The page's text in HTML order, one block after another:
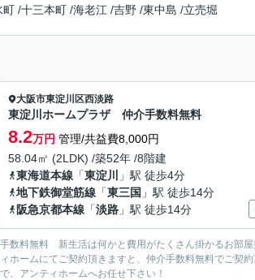
町 /十三本町 /海老江 /吉野 /東中島 /立売堀
大阪市東淀川区西淡路
東淀川ホームプラザ 仲介手数料無料
8.2万円 管理/共益費8,000円
58.04㎡ (2LDK) /築52年 /8階建
東海道本線 「東淀川
」駅 徒歩4分
地下鉄御堂筋線 「東三国 」駅 徒歩14分
阪急京都本線 「淡路 」駅 徒歩14分
数料無料 新生活は何かと費用がたくさん掛かるお部
ホームにてご契約頂きますと、仲介手数料無料でご契
、アンティホームへお任せ下さい！